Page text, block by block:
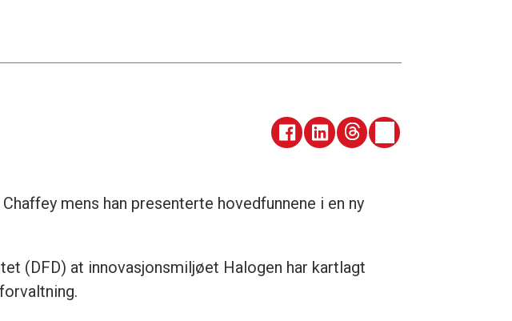
mens han presenterte hovedfunnene i en ny
(DFD) at innovasjonsmiljøet Halogen har kartlagt